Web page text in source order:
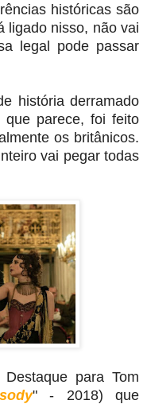
históricas são
ligado nisso, não vai
legal pode passar
história derramado
parece, foi feito
os britânicos.
vai pegar todas
para Tom
" - 2018) que